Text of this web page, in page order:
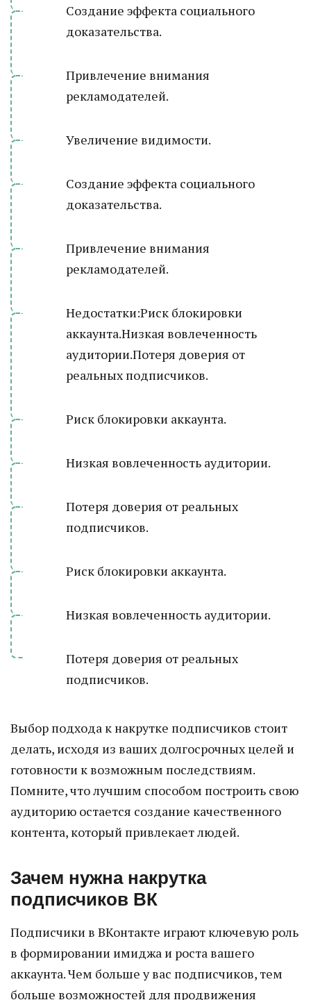
Создание эффекта социального
доказательства.
Привлечение внимания
рекламодателей.
Увеличение видимости.
Создание эффекта социального
доказательства.
Привлечение внимания
рекламодателей.
Недостатки:Риск блокировки
аккаунта.Низкая вовлеченность
аудитории.Потеря доверия от
реальных подписчиков.
Риск блокировки аккаунта.
Низкая вовлеченность аудитории.
Потеря доверия от реальных
подписчиков.
Риск блокировки аккаунта.
Низкая вовлеченность аудитории.
Потеря доверия от реальных
подписчиков.
Выбор подхода к накрутке подписчиков стоит
делать, исходя из ваших долгосрочных целей и
готовности к возможным последствиям.
Помните, что лучшим способом построить свою
аудиторию остается создание качественного
контента, который привлекает людей.
Зачем нужна накрутка
подписчиков ВК
Подписчики в ВКонтакте играют ключевую роль
в формировании имиджа и роста вашего
аккаунта. Чем больше у вас подписчиков, тем
больше возможностей для продвижения